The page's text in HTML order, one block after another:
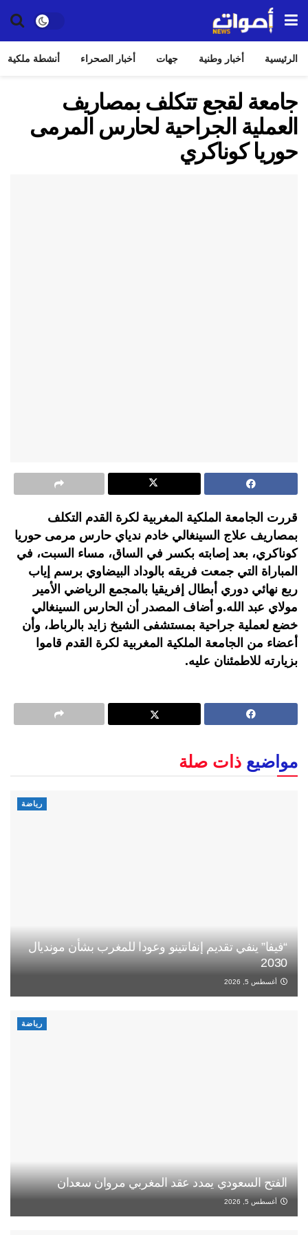
الرئيسية أخبار وطنية جهات أخبار الصحراء أنشطة ملكية
جامعة لقجع تتكلف بمصاريف
العملية الجراحية لحارس المرمى
حوريا كوناكري
قررت الجامعة الملكية المغربية لكرة القدم التكلف
بمصاريف علاج السينغالي خادم ندياي حارس مرمى حوريا
كوناكري، بعد إصابته بكسر في الساق، مساء السبت، في
المباراة التي جمعت فريقه بالوداد البيضاوي برسم إياب
ربع نهائي دوري أبطال إفريقيا بالمجمع الرياضي الأمير
مولاي عبد الله.و أضاف المصدر أن الحارس السينغالي
خضع لعملية جراحية بمستشفى الشيخ زايد بالرباط، وأن
أعضاء من الجامعة الملكية المغربية لكرة القدم قاموا
بزيارته للاطمئنان عليه.
مواضيع ذات صلة
رياضة
“فيفا” ينفي تقديم إنفانتينو وعودا للمغرب بشأن مونديال
2030
أغسطس 5, 2026
رياضة
الفتح السعودي يمدد عقد المغربي مروان سعدان
أغسطس 5, 2026